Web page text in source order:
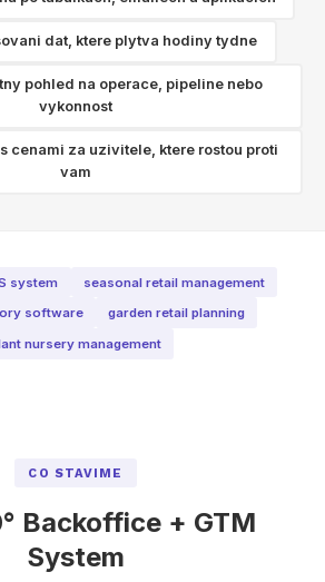
dat, ktere plytva hodiny tydne
pohled na operace, pipeline nebo
vykonnost
cenami za uzivitele, ktere rostou proti
vam
system
seasonal retail management
software
garden retail planning
nursery management
CO STAVIME
Backoffice + GTM
System